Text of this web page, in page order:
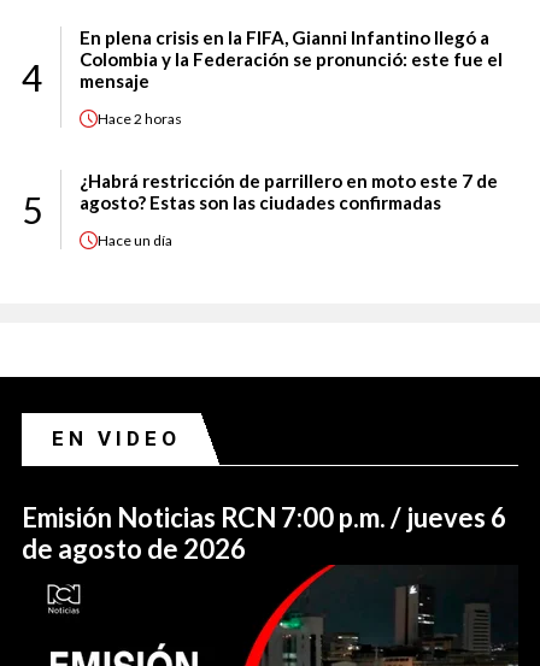
4
En plena crisis en la FIFA, Gianni Infantino llegó a
Colombia y la Federación se pronunció: este fue el
mensaje
Hace2 horas
5
¿Habrá restricción de parrillero en moto este 7 de
agosto? Estas son las ciudades confirmadas
Haceun día
EN VIDEO
Emisión Noticias RCN 7:00 p.m. / jueves 6
de agosto de 2026